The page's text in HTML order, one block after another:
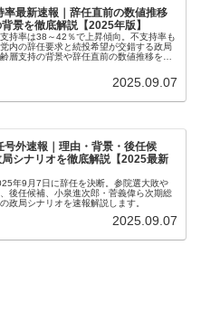
率最新速報｜辞任直前の数値推移
景を徹底解説【2025年版】
持率は38～42％で上昇傾向。不支持率も
内の辞任要求と続投希望が交錯する政局
層支持の背景や辞任直前の数値推移を徹
2025.09.07
号外速報｜理由・背景・後任候
シナリオを徹底解説【2025最新
年9月7日に辞任を決断。参院選大敗や
後任候補、小泉進次郎・菅義偉ら次期総
政局シナリオを速報解説します。
2025.09.07